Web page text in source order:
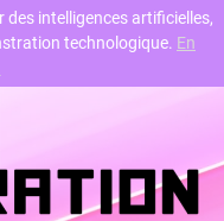
des intelligences artificielles,
technologique. En